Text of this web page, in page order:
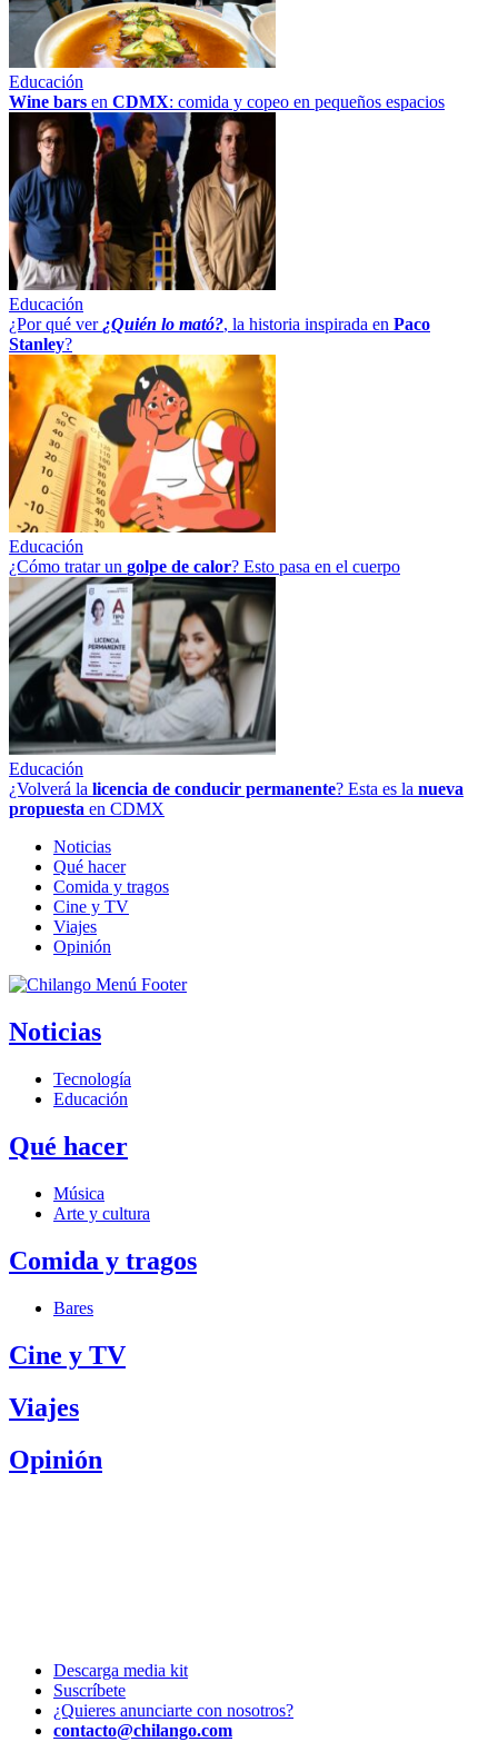
Educación
Wine bars en CDMX: comida y copeo en pequeños espacios
Educación
¿Por qué ver ¿Quién lo mató?, la historia inspirada en Paco
Stanley?
Educación
¿Cómo tratar un golpe de calor? Esto pasa en el cuerpo
Educación
¿Volverá la licencia de conducir permanente? Esta es la nueva
propuesta en CDMX
Noticias
Qué hacer
Comida y tragos
Cine y TV
Viajes
Opinión
Noticias
Tecnología
Educación
Qué hacer
Música
Arte y cultura
Comida y tragos
Bares
Cine y TV
Viajes
Opinión
Descarga media kit
Suscríbete
¿Quieres anunciarte con nosotros?
contacto@chilango.com